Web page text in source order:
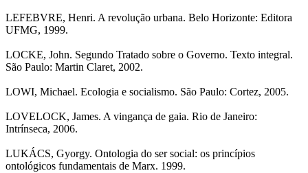
LEFEBVRE, Henri. A revolução urbana. Belo Horizonte: Editora
UFMG, 1999.
LOCKE, John. Segundo Tratado sobre o Governo. Texto integral.
São Paulo: Martin Claret, 2002.
LOWI, Michael. Ecologia e socialismo. São Paulo: Cortez, 2005.
LOVELOCK, James. A vingança de gaia. Rio de Janeiro:
Intrínseca, 2006.
LUKÁCS, Gyorgy. Ontologia do ser social: os princípios
ontológicos fundamentais de Marx. 1999.